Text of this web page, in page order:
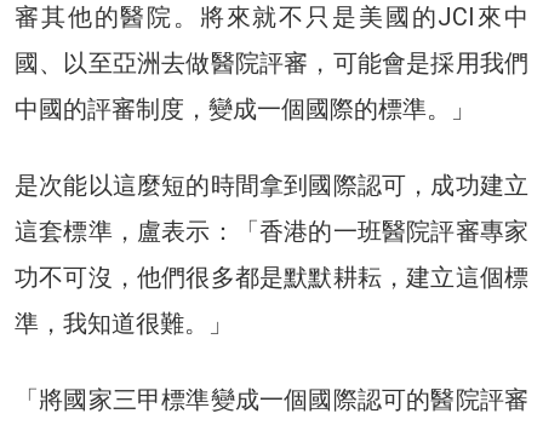
審其他的醫院。將來就不只是美國的JCI來中
國、以至亞洲去做醫院評審，可能會是採用我們
中國的評審制度，變成一個國際的標準。」
是次能以這麼短的時間拿到國際認可，成功建立
這套標準，盧表示：「香港的一班醫院評審專家
功不可沒，他們很多都是默默耕耘，建立這個標
準，我知道很難。」
「將國家三甲標準變成一個國際認可的醫院評審